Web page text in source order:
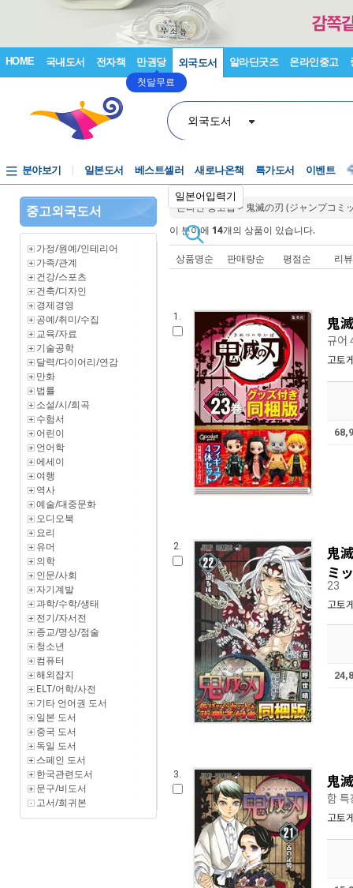
HOME 국내도서 전자책 만권당
첫달무료
외국도서 알라딘굿즈 온라인중고
외국도서
일본어입력기
분야보기 일본도서 베스트셀러 새로나온책 특가도서 이벤트
중고외국도서
가정/원예/인테리어
가족/관계
건강/스포츠
건축/디자인
경제경영
공예/취미/수집
교육/자료
기술공학
달력/다이어리/연감
만화
법률
소설/시/희곡
수험서
어린이
언어학
에세이
여행
역사
예술/대중문화
오디오북
요리
유머
의학
인문/사회
자기계발
과학/수학/생태
전기/자서전
종교/명상/점술
청소년
컴퓨터
해외잡지
ELT/어학/사전
기타 언어권 도서
일본 도서
중국 도서
독일 도서
스페인 도서
한국관련도서
문구/비도서
고서/희귀본
온라인 중고샵> 鬼滅の刃 (ジャンプコミ
이 분야에 14개의 상품이 있습니다.
상품명순 판매량순 평점순 리
1. 鬼
규어
고토
2. 鬼
ミ
23
고토
3. 鬼
함 특
고토